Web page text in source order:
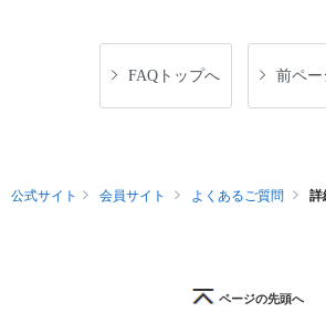
FAQトップへ 前ペー
公式サイト 会員サイト よくあるご質問 詳
ページの先頭へ